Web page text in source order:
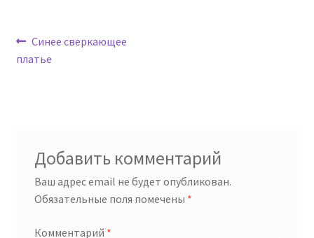
Навигация
по
Предыдущая
запись:
Синее сверкающее
платье
Добавить комментарий
Ваш адрес email не будет опубликован.
Обязательные поля помечены *
Комментарий *